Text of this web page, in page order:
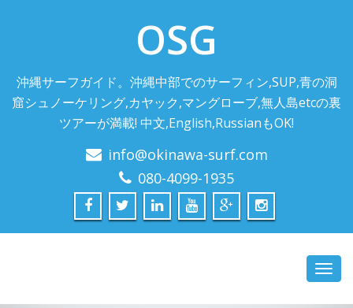
OSG
沖縄サーフガイド。沖縄中部でのサーフィン,SUP,青の洞
窟シュノーケリング,カヤック,マングローブ,無人島etcの裏
ツアーが満載! 中文,English,RussianもOK!
info@okinawa-surf.com
080-4099-1935